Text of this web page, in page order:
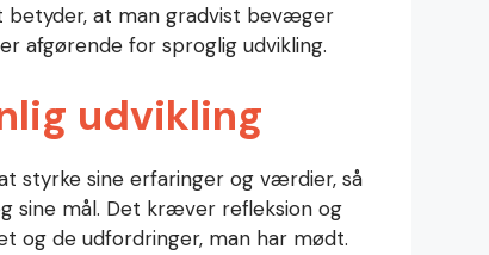
betyder, at man gradvist bevæger
afgørende for sproglig udvikling.
udvikling
styrke sine erfaringer og værdier, så
sine mål. Det kræver refleksion og
og de udfordringer, man har mødt.